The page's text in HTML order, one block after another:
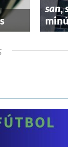
san,